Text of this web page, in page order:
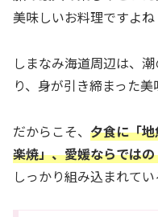
美味しいお料理ですよね
しまなみ海道周辺は、
り、身が引き締まった美
だからこそ、 夕食に「
楽焼」、愛媛ならでは
しっかり組み込まれて